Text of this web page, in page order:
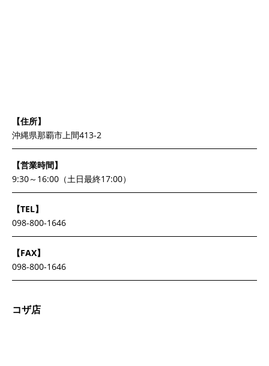
【住所】
沖縄県那覇市上間413-2
【営業時間】
9:30～16:00（土日最終17:00）
【TEL】
098-800-1646
【FAX】
098-800-1646
コザ店